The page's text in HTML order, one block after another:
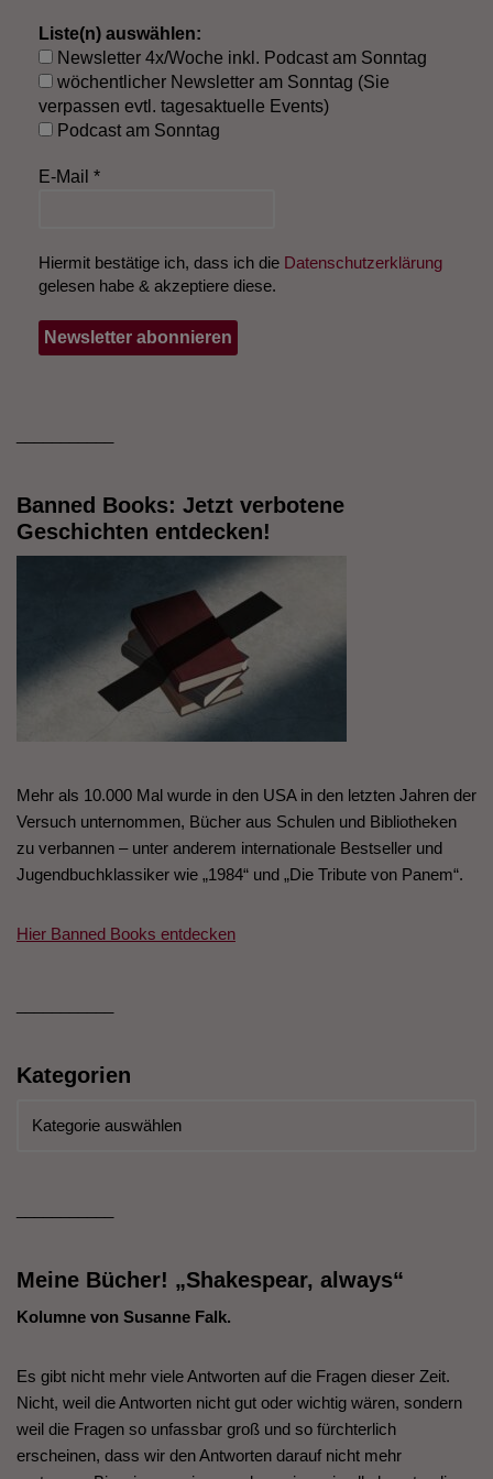
Liste(n) auswählen:
Newsletter 4x/Woche inkl. Podcast am Sonntag
wöchentlicher Newsletter am Sonntag (Sie
verpassen evtl. tagesaktuelle Events)
Podcast am Sonntag
E-Mail *
Hiermit bestätige ich, dass ich die Datenschutzerklärung
gelesen habe & akzeptiere diese.
Banned Books: Jetzt verbotene
Geschichten entdecken!
Mehr als 10.000 Mal wurde in den USA in den letzten Jahren der
Versuch unternommen, Bücher aus Schulen und Bibliotheken
zu verbannen – unter anderem internationale Bestseller und
Jugendbuchklassiker wie „1984“ und „Die Tribute von Panem“.
Hier Banned Books entdecken
Kategorien
Meine Bücher! „Shakespear, always“
Kolumne von Susanne Falk.
Es gibt nicht mehr viele Antworten auf die Fragen dieser Zeit.
Nicht, weil die Antworten nicht gut oder wichtig wären, sondern
weil die Fragen so unfassbar groß und so fürchterlich
erscheinen, dass wir den Antworten darauf nicht mehr